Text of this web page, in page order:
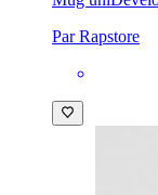
Par Rapstore